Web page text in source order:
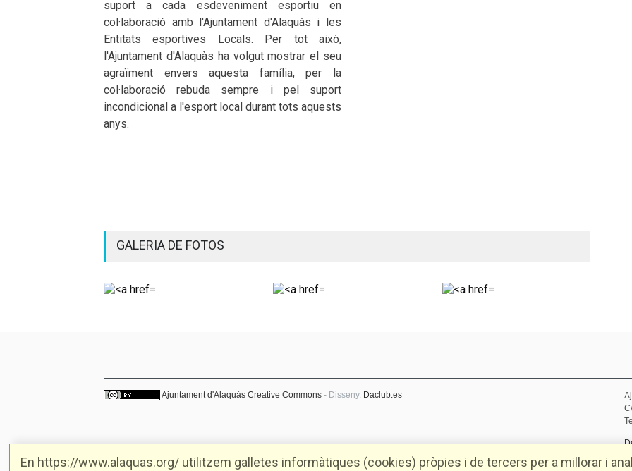
En https://www.alaquas.org/ utilitzem galletes informàtiques (cookies) pròpies i de tercers per a millorar i
suport a cada esdeveniment esportiu en
col·laboració amb l'Ajuntament d'Alaquàs i les
Entitats esportives Locals. Per tot això,
l'Ajuntament d'Alaquàs ha volgut mostrar el seu
agraïment envers aquesta família, per la
col·laboració rebuda sempre i pel suport
incondicional a l'esport local durant tots aquests
anys.
GALERIA DE FOTOS
Ajuntament d'Alaquàs Creative Commons - Disseny. Daclub.es